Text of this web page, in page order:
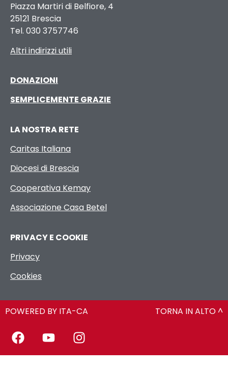
Piazza Martiri di Belfiore, 4
25121 Brescia
Tel. 030 3757746
Altri indirizzi utili
DONAZIONI
SEMPLICEMENTE GRAZIE
LA NOSTRA RETE
Caritas Italiana
Diocesi di Brescia
Cooperativa Kemay
Associazione Casa Betel
PRIVACY E COOKIE
Privacy
Cookies
POWERED BY ITA-CA TORNA IN ALTO ^